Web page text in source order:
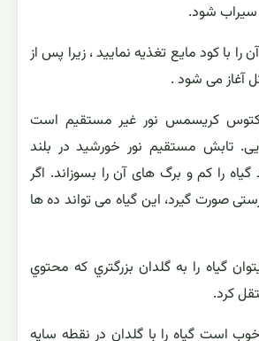
سیراب شود.
را با کود مایع تغذیه نمایید ، زیرا پس از
آغاز می شود .
کریسمس نور غیر مستقیم است
تابش مستقیم نور خورشید در بلند
را کم و برگ های آن را بسوزاند. اگر
صورت گیرد، این گیاه می تواند ده ها
گياه را به گلدان بزرگتري كه محتوي
كرد.
است گياه را با گلدان در نقطه سايه